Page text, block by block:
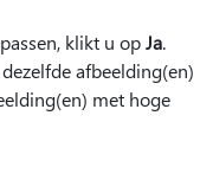
klikt u opJa.
afbeelding(en)
met hoge